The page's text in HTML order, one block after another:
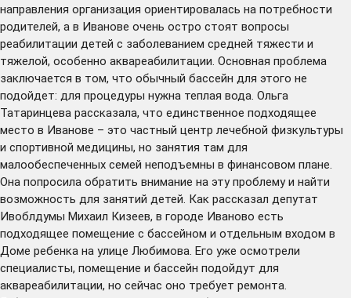
направления организация ориентировалась на потребности
родителей, а в Иванове очень остро стоят вопросы
реабилитации детей с заболеванием средней тяжести и
тяжелой, особенно аквареабилитации. Основная проблема
заключается в том, что обычный бассейн для этого не
подойдет: для процедуры нужна теплая вода. Ольга
Татаринцева рассказала, что единственное подходящее
место в Иванове – это частный центр лечебной физкультуры
и спортивной медицины, но занятия там для
малообеспеченных семей неподъемны в финансовом плане.
Она попросила обратить внимание на эту проблему и найти
возможность для занятий детей. Как рассказал депутат
Ивоблдумы Михаил Кизеев, в городе Иваново есть
подходящее помещение с бассейном и отдельным входом в
Доме ребенка на улице Любимова. Его уже осмотрели
специалисты, помещение и бассейн подойдут для
аквареабилитации, но сейчас оно требует ремонта.